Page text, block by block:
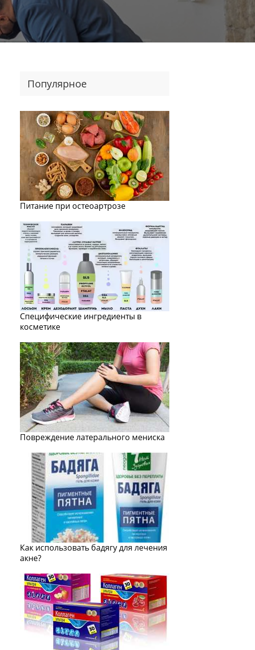
Популярное
Питание при остеоартрозе
Специфические ингредиенты в
косметике
Повреждение латерального мениска
Как использовать бадягу для лечения
акне?